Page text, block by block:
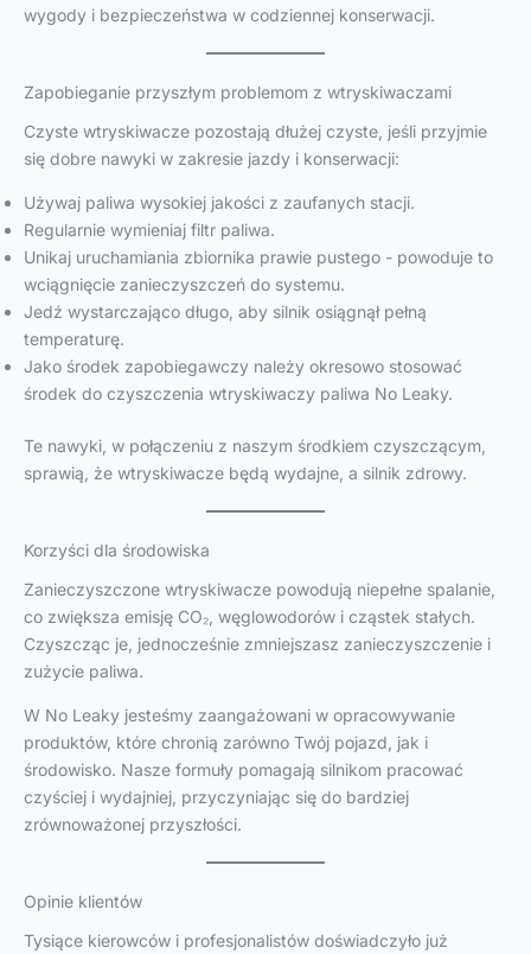
wygody i bezpieczeństwa w codziennej konserwacji.
Zapobieganie przyszłym problemom z wtryskiwaczami
Czyste wtryskiwacze pozostają dłużej czyste, jeśli przyjmie
się dobre nawyki w zakresie jazdy i konserwacji:
Używaj paliwa wysokiej jakości z zaufanych stacji.
Regularnie wymieniaj filtr paliwa.
Unikaj uruchamiania zbiornika prawie pustego - powoduje to
wciągnięcie zanieczyszczeń do systemu.
Jedź wystarczająco długo, aby silnik osiągnął pełną
temperaturę.
Jako środek zapobiegawczy należy okresowo stosować
środek do czyszczenia wtryskiwaczy paliwa No Leaky.
Te nawyki, w połączeniu z naszym środkiem czyszczącym,
sprawią, że wtryskiwacze będą wydajne, a silnik zdrowy.
Korzyści dla środowiska
Zanieczyszczone wtryskiwacze powodują niepełne spalanie,
co zwiększa emisję CO₂, węglowodorów i cząstek stałych.
Czyszcząc je, jednocześnie zmniejszasz zanieczyszczenie i
zużycie paliwa.
W No Leaky jesteśmy zaangażowani w opracowywanie
produktów, które chronią zarówno Twój pojazd, jak i
środowisko. Nasze formuły pomagają silnikom pracować
czyściej i wydajniej, przyczyniając się do bardziej
zrównoważonej przyszłości.
Opinie klientów
Tysiące kierowców i profesjonalistów doświadczyło już